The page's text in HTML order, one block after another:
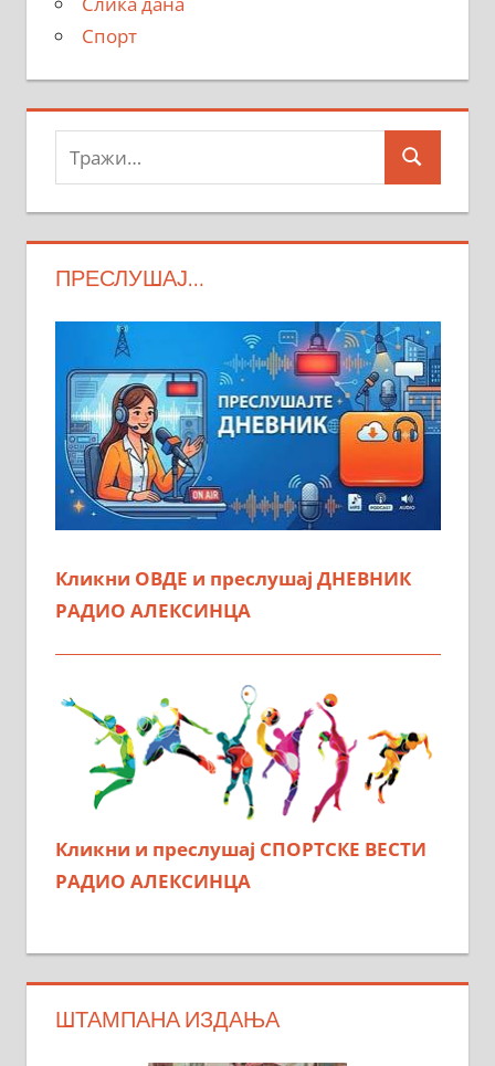
Спорт
Тражи:
Search
ПРЕСЛУШАЈ…
Кликни ОВДЕ и преслушај ДНЕВНИК
РАДИО АЛЕКСИНЦА
Кликни и преслушај СПОРТСКЕ ВЕСТИ
РАДИО АЛЕКСИНЦА
ШТАМПАНА ИЗДАЊА